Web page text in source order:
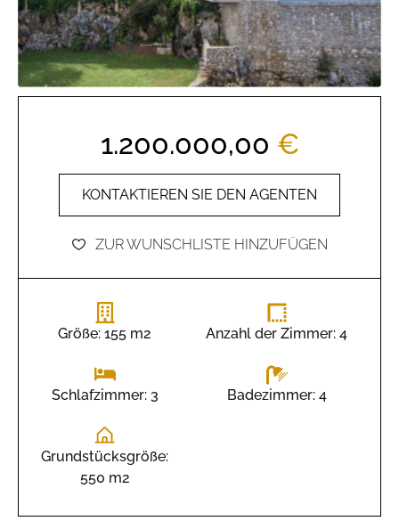
1.200.000,00 €
KONTAKTIEREN SIE DEN AGENTEN
ZUR WUNSCHLISTE HINZUFÜGEN
Größe: 155 m2 Anzahl der Zimmer: 4
Schlafzimmer: 3 Badezimmer: 4
Grundstücksgröße:
550 m2